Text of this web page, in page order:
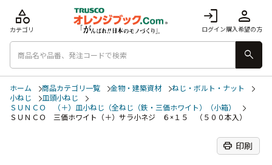
login
ログイン
person
購入希望の方
category
カテゴリ
search
ホーム 商品カテゴリ一覧 金物・建築資材
ねじ・ボルト・ナット
小ねじ
皿頭小ねじ
ＳＵＮＣＯ （＋）皿小ねじ（全ねじ（鉄・三価ホワイト）（小箱）
ＳＵＮＣＯ 三価ホワイト（＋）サラ小ネジ ６×１５ （５００本入）
print 印刷